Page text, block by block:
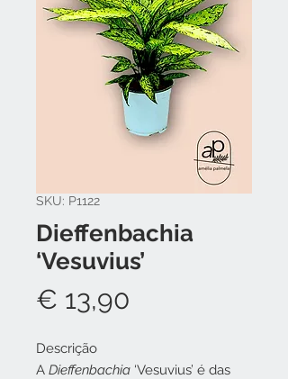
SKU: P1122
Dieffenbachia
‘Vesuvius’
€ 13,90
Descrição
A Dieffenbachia ‘Vesuvius’ é das